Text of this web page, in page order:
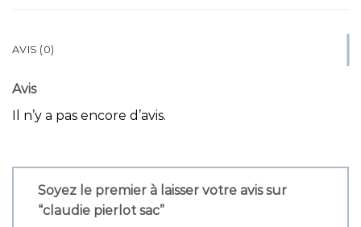
AVIS (0)
Avis
Il n’y a pas encore d’avis.
Soyez le premier à laisser votre avis sur
“claudie pierlot sac”